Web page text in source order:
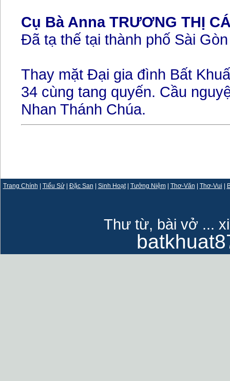
Cụ Bà Anna TRƯƠNG THỊ
Đã tạ thế tại thành phố Sài Gòn
Thay mặt Đại gia đình Bất
34 cùng tang quyến. Cầu
Nhan Thánh Chúa.
Trang Chính | Tiểu Sử| Đặc San | Sinh Hoạt| Tưởng Niệm| Thơ-Văn | Thơ-Vui |
Thư từ, bài vở ...